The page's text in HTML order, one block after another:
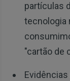
partículas
tecnologia
"cartão de